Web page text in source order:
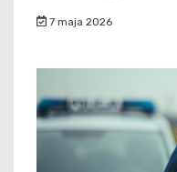
7 maja 2026